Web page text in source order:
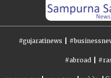
#gujaratinews
#abroad